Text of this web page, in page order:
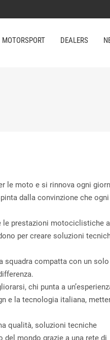
MOTORSPORT DEALERS
le moto e si rinnova ogni
dalla convinzione che
le prestazioni motociclistiche
per creare soluzioni
squadra compatta con un solo
chi punta a
e la tecnologia italiana,
qualità, soluzioni tecniche
del mondo grazie a una rete di